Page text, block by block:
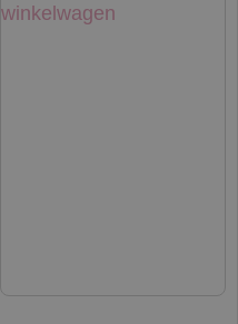
winkelwagen